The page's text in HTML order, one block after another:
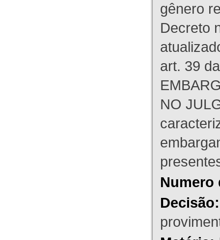
gênero
Decreto
art. 39
NO
Numero
Decisão: